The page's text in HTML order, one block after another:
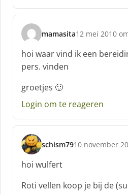
f
mamasita
s
c
h
r
e
f
12 mei 2010
hoi waar vind ik een
pers. vinden
groetjes 🙂
Login om te reageren
schism79
s
c
h
r
10 november
hoi wulfert
Roti vellen koop je bij de